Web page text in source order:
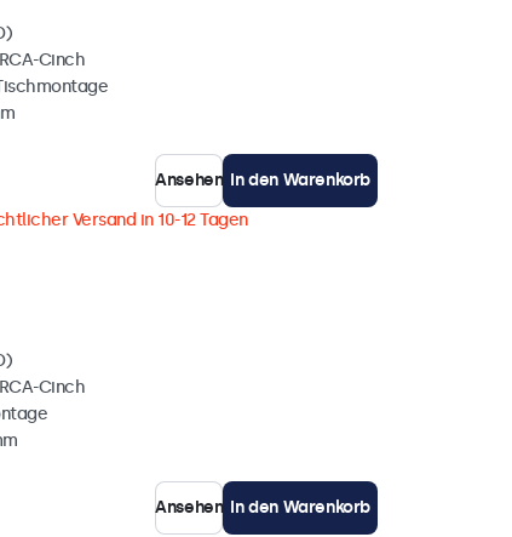
Cinch
Ansehen In den Warenkorb
Versand in 10-12 Tagen
Cinch
Ansehen In den Warenkorb